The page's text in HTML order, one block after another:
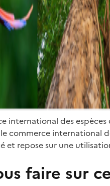
international des
commerce international
repose sur une
faire sur